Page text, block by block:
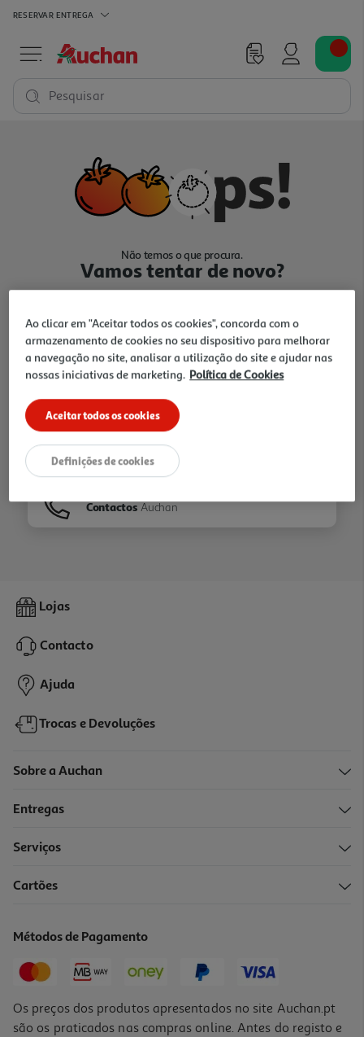
RESERVAR ENTREGA
Pesquisar
Não temos o que procura.
Vamos tentar de novo?
Ir para Homepage
Folhetos
Contactos Auchan
Lojas
Contacto
Ajuda
Trocas e Devoluções
Sobre a Auchan
Entregas
Serviços
Cartões
Métodos de Pagamento
Os preços dos produtos apresentados no site Auchan.pt
são os praticados nas compras online. Antes do registo e
Ao clicar em "Aceitar todos os cookies", concorda com o
armazenamento de cookies no seu dispositivo para melhorar
a navegação no site, analisar a utilização do site e ajudar nas
nossas iniciativas de marketing. Política de Cookies
Aceitar todos os cookies
Definições de cookies